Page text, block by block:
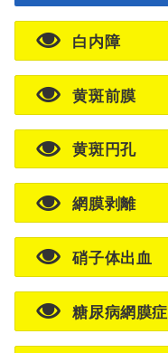
白内障
黄斑前膜
黄斑円孔
網膜剥離
硝子体出血
糖尿病網膜症